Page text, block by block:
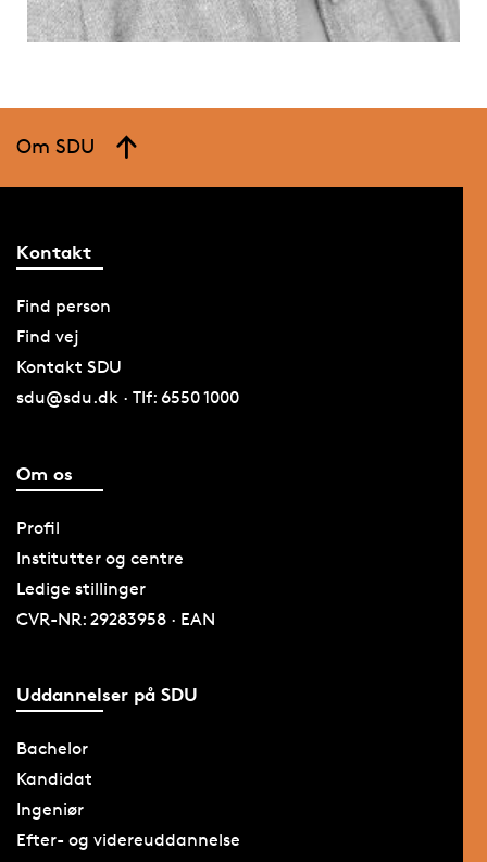
Om SDU
Kontakt
Find person
Find vej
Kontakt SDU
sdu@sdu.dk · Tlf: 6550 1000
Om os
Profil
Institutter og centre
Ledige stillinger
CVR-NR: 29283958 · EAN
Uddannelser på SDU
Bachelor
Kandidat
Ingeniør
Efter- og videreuddannelse